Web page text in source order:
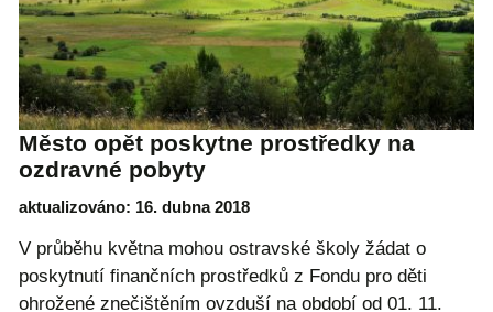
Město opět poskytne prostředky na
ozdravné pobyty
aktualizováno: 16. dubna 2018
V průběhu května mohou ostravské školy žádat o
poskytnutí finančních prostředků z Fondu pro děti
ohrožené znečištěním ovzduší na období od 01. 11.